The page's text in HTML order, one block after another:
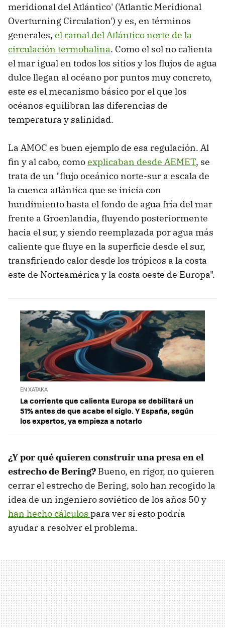
meridional del Atlántico' ('Atlantic Meridional
Overturning Circulation') y es, en términos
generales, el ramal del Atlántico norte de la
circulación termohalina. Como el sol no calienta
el mar igual en todos los sitios y los flujos de agua
dulce llegan al océano por puntos muy concreto,
este es el mecanismo básico por el que los
océanos equilibran las diferencias de
temperatura y salinidad.
La AMOC es buen ejemplo de esa regulación. Al
fin y al cabo, comoexplicaban desde AEMET, se
trata de un "flujo oceánico norte-sur a escala de
la cuenca atlántica que se inicia con
hundimiento hasta el fondo de agua fría del mar
frente a Groenlandia, fluyendo posteriormente
hacia el sur, y siendo reemplazada por agua más
caliente que fluye en la superficie desde el sur,
transfiriendo calor desde los trópicos a la costa
este de Norteamérica y la costa oeste de Europa".
EN XATAKA
La corriente que calienta Europa se debilitará un
51% antes de que acabe el siglo. Y España, según
los expertos, ya empieza a notarlo
¿Y por qué quieren construir una presa en el
estrecho de Bering? Bueno, en rigor, no quieren
cerrar el estrecho de Bering, solo han recogido la
idea de un ingeniero soviético de los años 50 y
han hecho cálculos para ver si esto podría
ayudar a resolver el problema.